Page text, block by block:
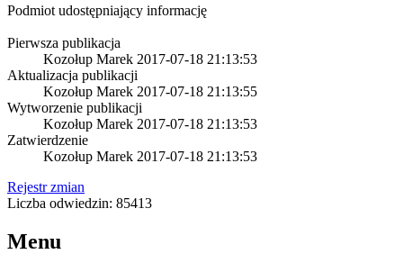
Podmiot udostępniający informację
Pierwsza publikacja
Kozołup Marek 2017-07-18 21:13:53
Aktualizacja publikacji
Kozołup Marek 2017-07-18 21:13:55
Wytworzenie publikacji
Kozołup Marek 2017-07-18 21:13:53
Zatwierdzenie
Kozołup Marek 2017-07-18 21:13:53
Rejestr zmian
Liczba odwiedzin: 85413
Menu